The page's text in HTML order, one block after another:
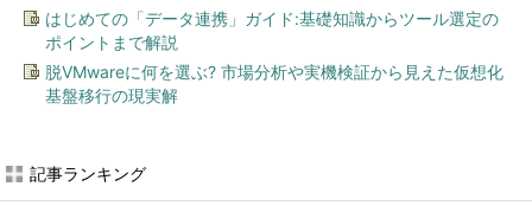
はじめての「データ連携」ガイド:基礎知識からツール選定の
ポイントまで解説
脱VMwareに何を選ぶ? 市場分析や実機検証から見えた仮想化
基盤移行の現実解
記事ランキング